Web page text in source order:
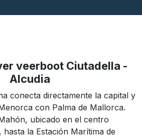
veerboot Ciutadella -
Alcudia
conecta directamente la capital y
con Palma de Mallorca.
ubicado en el centro
la Estación Marítima de